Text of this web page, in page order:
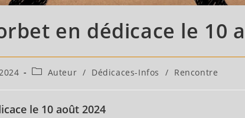
en dédicace le 10
PostAuteur / Dédicaces-Infos / Rencontre
le 10 août 2024